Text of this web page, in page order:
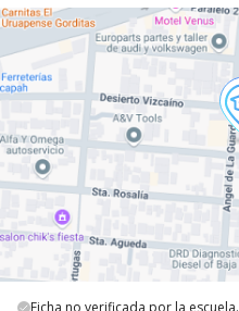
Ficha no verificada por la escuela.